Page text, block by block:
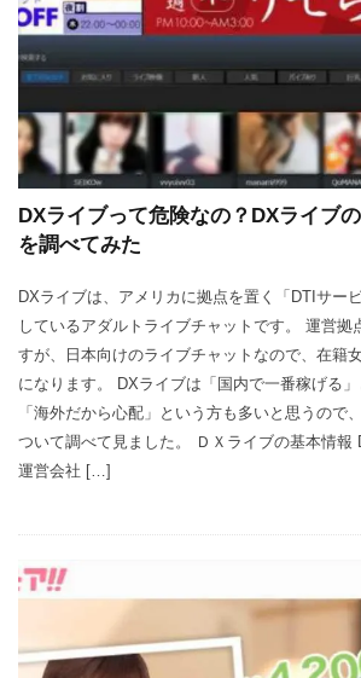
DXライブって危険なの？DXライブ
を調べてみた
DXライブは、アメリカに拠点を置く「DTIサー
しているアダルトライブチャットです。 運営拠
すが、日本向けのライブチャットなので、在籍
になります。 DXライブは「国内で一番稼げる」
「海外だから心配」という方も多いと思うので
ついて調べて見ました。 ＤＸライブの基本情報
運営会社 […]